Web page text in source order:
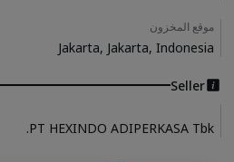
موقع المخزون
Jakarta, Jakarta, Indonesia
Seller
PT HEXINDO ADIPERKASA Tbk.